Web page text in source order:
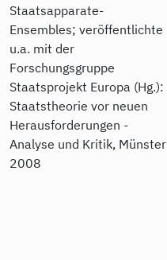
Staatsapparate-
Ensembles; veröffentlichte
u.a. mit der
Forschungsgruppe
Staatsprojekt Europa (Hg.):
Staatstheorie vor neuen
Herausforderungen -
Analyse und Kritik, Münster
2008